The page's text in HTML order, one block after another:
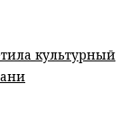
культурный